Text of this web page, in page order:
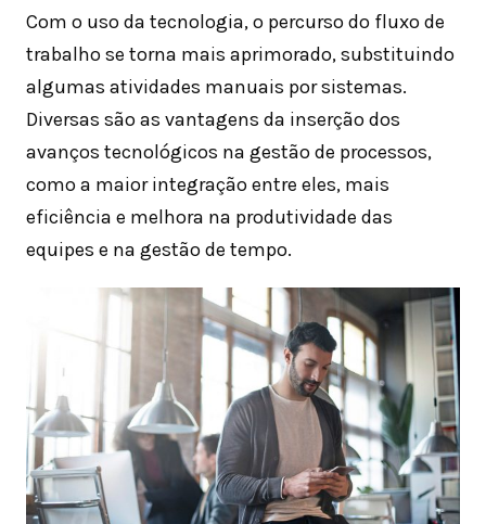
Com o uso da tecnologia, o percurso do fluxo de
trabalho se torna mais aprimorado, substituindo
algumas atividades manuais por sistemas.
Diversas são as vantagens da inserção dos
avanços tecnológicos na gestão de processos,
como a maior integração entre eles, mais
eficiência e melhora na produtividade das
equipes e na gestão de tempo.